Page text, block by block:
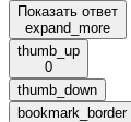
Показать ответ
expand_more
thumb_up
0
thumb_down
bookmark_border